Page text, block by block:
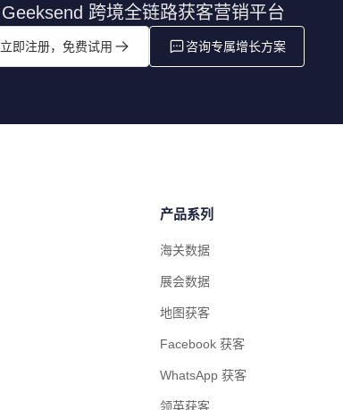
Geeksend 跨境全链路获客营销平台
立即注册，免费试用 咨询专属增长方案
产品系列
海关数据
展会数据
地图获客
Facebook 获客
WhatsApp 获客
领英获客